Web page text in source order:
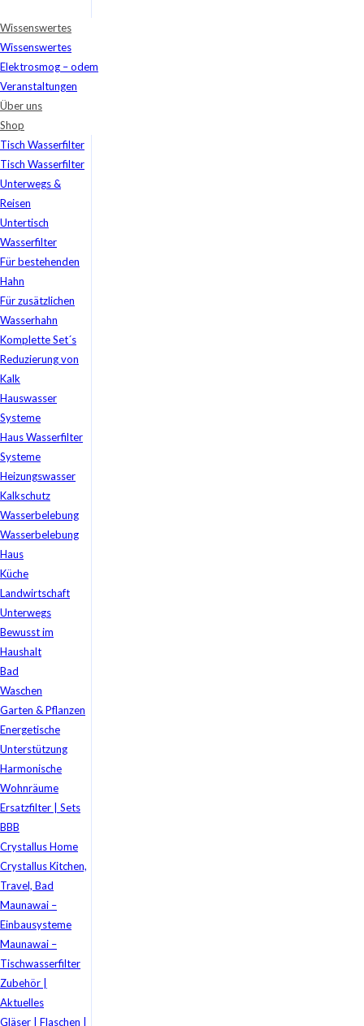
Wissenswertes
Wissenswertes
Elektrosmog – odem
Veranstaltungen
Über uns
Shop
Tisch Wasserfilter
Tisch Wasserfilter
Unterwegs &
Reisen
Untertisch
Wasserfilter
Für bestehenden
Hahn
Für zusätzlichen
Wasserhahn
Komplette Set´s
Reduzierung von
Kalk
Hauswasser
Systeme
Haus Wasserfilter
Systeme
Heizungswasser
Kalkschutz
Wasserbelebung
Wasserbelebung
Haus
Küche
Landwirtschaft
Unterwegs
Bewusst im
Haushalt
Bad
Waschen
Garten & Pflanzen
Energetische
Unterstützung
Harmonische
Wohnräume
Ersatzfilter | Sets
BBB
Crystallus Home
Crystallus Kitchen,
Travel, Bad
Maunawai –
Einbausysteme
Maunawai –
Tischwasserfilter
Zubehör |
Aktuelles
Gläser | Flaschen |